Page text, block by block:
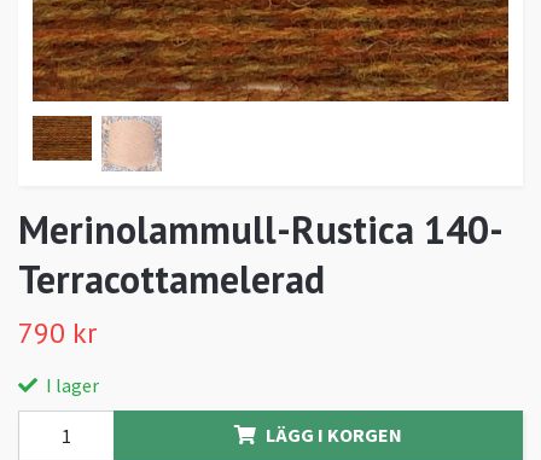
Merinolammull-Rustica 140-
Terracottamelerad
790 kr
I lager
LÄGG I KORGEN